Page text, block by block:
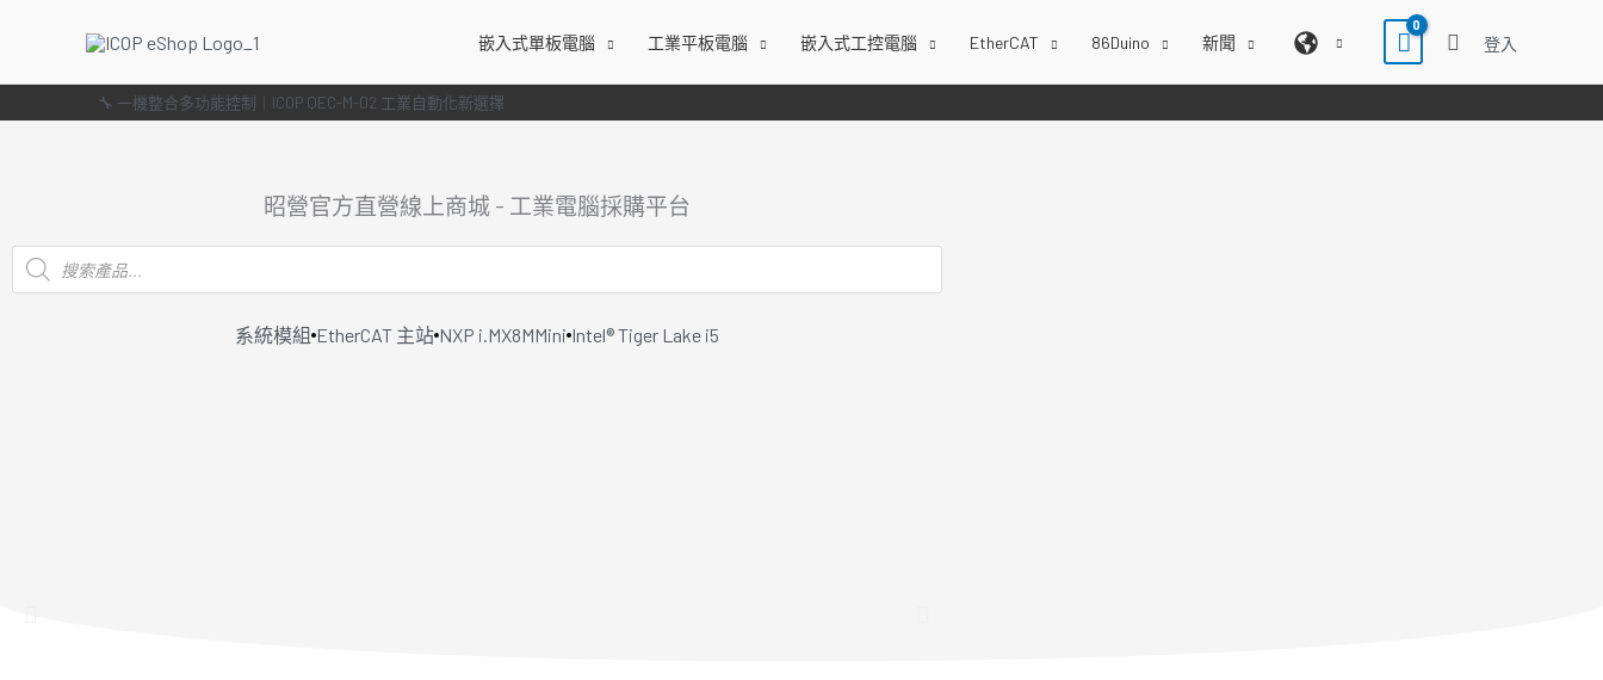
主
要
嵌入式單板電腦 工業平板電腦 嵌入式工控電腦 EtherCAT 86Duino 新聞 登入
🔧 一機整合多功能控制｜ICOP QEC-M-02 工業自動化新選擇
昭營官方直營線上商城 - 工業電腦採購平台
Products
search
系統模組 EtherCAT 主站 NXP i.MX8MMini Intel® Tiger Lake i5